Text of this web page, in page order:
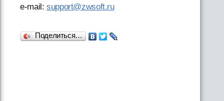
e-mail:support@zwsoft.ru
Поделиться…